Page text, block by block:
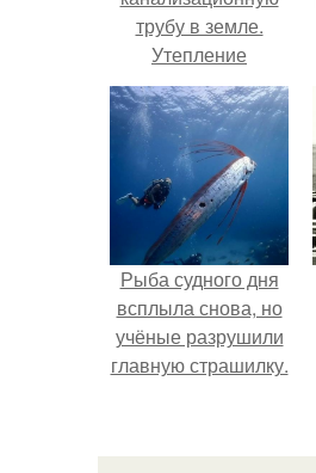
трубу в земле.
Утепление
канализационных
труб наружной
канализации
своими руками:
методы и
материалы
Рыба судного дня
всплыла снова, но
учёные разрушили
главную страшилку.